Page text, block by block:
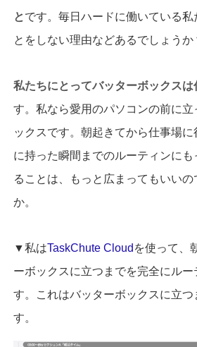
とです。毎日ハードに働いている私
とをしない理由などあるでしょうか
私たちにとってバッターボックスは
す。私なら愛用のパソコンの前に
ックスです。朝起きてから仕事場
に持った瞬間までのルーティンに
ることは、もっと広まってもいいの
か。
▼私はTaskChute Cloud を使って、
ーボックスに立つまでを完全にルー
す。これはバッターボックスに立
す。